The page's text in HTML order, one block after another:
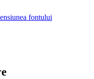
fontului